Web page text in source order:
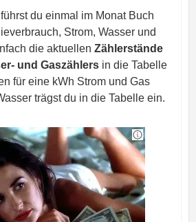
du einmal im Monat Buch
Strom, Wasser und
die aktuellen Zählerstände
und Gaszählersin die Tabelle
für eine kWh Strom und Gas
trägst du in die Tabelle ein.